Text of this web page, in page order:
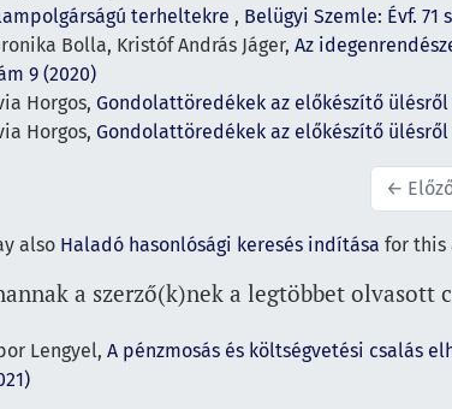
terheltekre , Belügyi Szemle: Évf. 71
Bolla, Kristóf András Jáger, Az
9 (2020)
Horgos, Gondolattöredékek az előkészítő
Horgos, Gondolattöredékek az előkészítő
←
also Haladó hasonlósági keresés indítása for this
a szerző(k)nek a legtöbbet olvasott
Lengyel, A pénzmosás és költségvetési csalás